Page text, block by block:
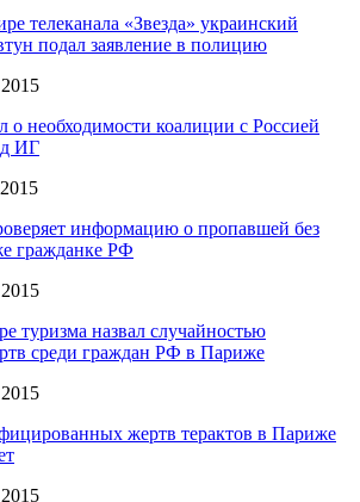
телеканала «Звезда» украинский
подал заявление в полицию
о необходимости коалиции с Россией
ИГ
информацию о пропавшей без
гражданке РФ
туризма назвал случайностью
среди граждан РФ в Париже
жертв терактов в Париже